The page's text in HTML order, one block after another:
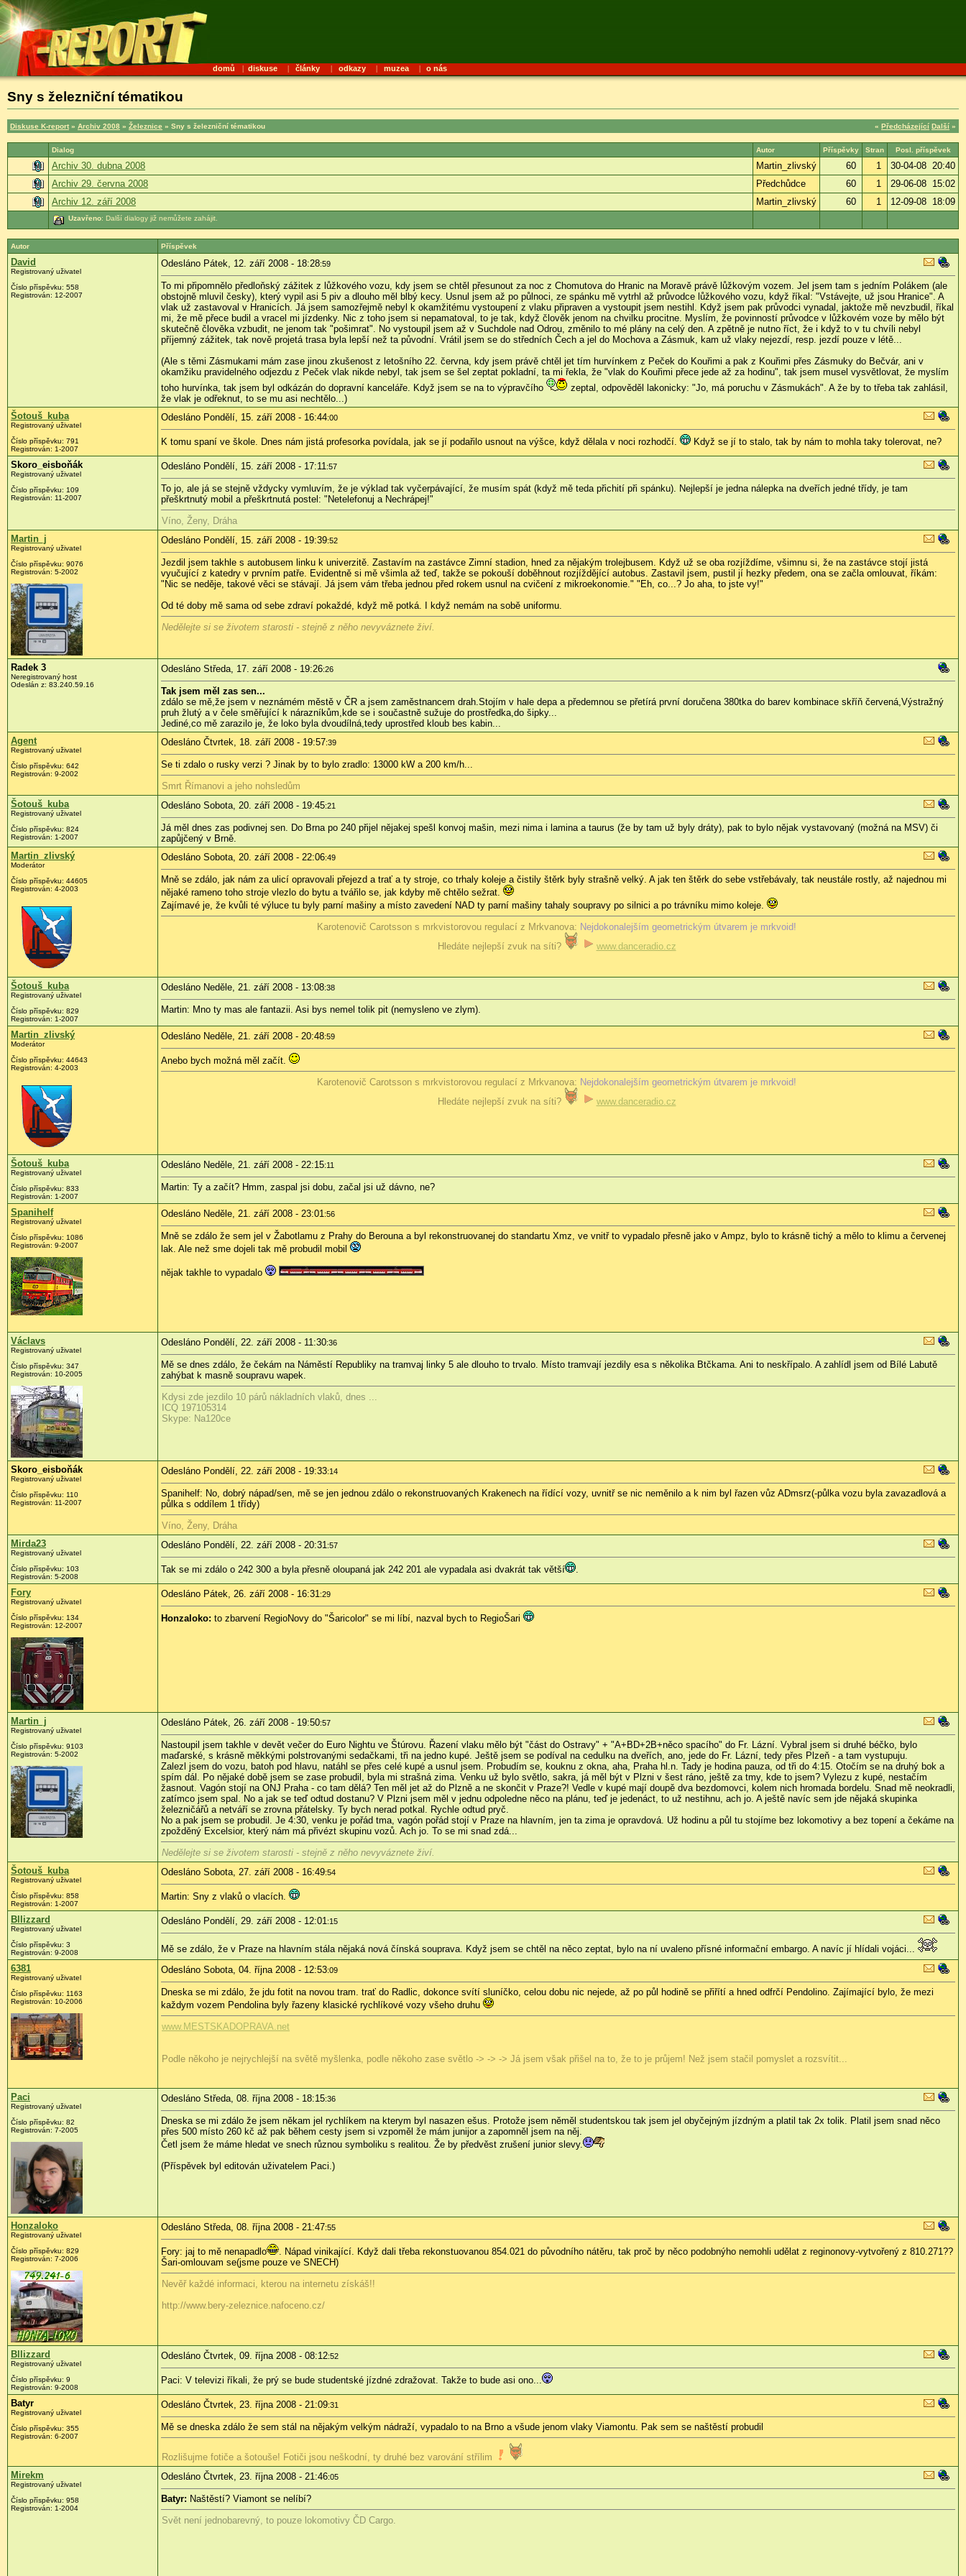
domů | diskuse | články | odkazy | muzea | o nás
Sny s železniční tématikou
Diskuse K-report » Archiv 2008 » Železnice » Sny s železniční tématikou « Předcházející Další »
Dialog Autor Příspěvky Stran Posl. příspěvek
Archiv 30. dubna 2008 Martin_zlivský 60 1
30-04-08 20:40
Archiv 29. června 2008
Předchůdce 60 1
29-06-08 15:02
Archiv 12. září 2008
Martin_zlivský 60 1 12-09-08 18:09
Uzavřeno: Další dialogy již nemůžete zahájit.
Autor Příspěvek
David
Registrovaný uživatel
Číslo příspěvku: 558
Registrován: 12-2007
Odesláno Pátek, 12. září 2008 - 18:28:59
To mi připomnělo předloňský zážitek z lůžkového vozu, kdy jsem se chtěl přesunout za noc z Chomutova do Hranic na Moravě právě lůžkovým vozem. Jel jsem tam s jedním Polákem (ale
obstojně mluvil česky), který vypil asi 5 piv a dlouho měl blbý kecy. Usnul jsem až po půlnoci, ze spánku mě vytrhl až průvodce lůžkového vozu, když říkal: "Vstávejte, už jsou Hranice". A
vlak už zastavoval v Hranicích. Já jsem samozřejmě nebyl k okamžitému vystoupení z vlaku připraven a vystoupit jsem nestihl. Když jsem pak průvodci vynadal, jaktože mě nevzbudil, říkal
mi, že mě přece budil a vracel mi jízdenky. Nic z toho jsem si nepamatoval, to je tak, když člověk jenom na chvilku procitne. Myslím, že povinností průvodce v lůžkovém voze by mělo být
skutečně člověka vzbudit, ne jenom tak "pošimrat". No vystoupil jsem až v Suchdole nad Odrou, změnilo to mé plány na celý den. A zpětně je nutno říct, že i když to v tu chvíli nebyl
příjemný zážitek, tak nově projetá trasa byla lepší než ta původní. Vrátil jsem se do středních Čech a jel do Mochova a Zásmuk, kam už vlaky nejezdí, resp. jezdí pouze v létě...
(Ale s těmi Zásmukami mám zase jinou zkušenost z letošního 22. června, kdy jsem právě chtěl jet tím hurvínkem z Peček do Kouřimi a pak z Kouřimi přes Zásmuky do Bečvár, ani v
okamžiku pravidelného odjezdu z Peček vlak nikde nebyl, tak jsem se šel zeptat pokladní, ta mi řekla, že "vlak do Kouřimi přece jede až za hodinu", tak jsem musel vysvětlovat, že myslím
toho hurvínka, tak jsem byl odkázán do dopravní kanceláře. Když jsem se na to výpravčího
zeptal, odpověděl lakonicky: "Jo, má poruchu v Zásmukách". A že by to třeba tak zahlásil,
že vlak je odřeknut, to se mu asi nechtělo...)
Šotouš_kuba
Registrovaný uživatel
Číslo příspěvku: 791
Registrován: 1-2007
Odesláno Pondělí, 15. září 2008 - 16:44:00
K tomu spaní ve škole. Dnes nám jistá profesorka povídala, jak se jí podařilo usnout na výšce, když dělala v noci rozhodčí. Když se jí to stalo, tak by nám to mohla taky tolerovat, ne?
Skoro_eisboňák
Registrovaný uživatel
Číslo příspěvku: 109
Registrován: 11-2007
Odesláno Pondělí, 15. září 2008 - 17:11:57
To jo, ale já se stejně vždycky vymluvím, že je výklad tak vyčerpávající, že musím spát (když mě teda přichití při spánku). Nejlepší je jedna nálepka na dveřích jedné třídy, je tam
přeškrtnutý mobil a přeškrtnutá postel: "Netelefonuj a Nechrápej!"
Víno, Ženy, Dráha
Martin_j
Registrovaný uživatel
Číslo příspěvku: 9076
Registrován: 5-2002
Odesláno Pondělí, 15. září 2008 - 19:39:52
Jezdil jsem takhle s autobusem linku k univerzitě. Zastavím na zastávce Zimní stadion, hned za nějakým trolejbusem. Když už se oba rozjíždíme, všimnu si, že na zastávce stojí jistá
vyučující z katedry v prvním patře. Evidentně si mě všimla až teď, takže se pokouší doběhnout rozjíždějící autobus. Zastavil jsem, pustil jí hezky předem, ona se začla omlouvat, říkám:
"Nic se neděje, takové věci se stávají. Já jsem vám třeba jednou před rokem usnul na cvičení z mikroekonomie." "Eh, co...? Jo aha, to jste vy!"
Od té doby mě sama od sebe zdraví pokaždé, když mě potká. I když nemám na sobě uniformu.
Nedělejte si se životem starosti - stejně z něho nevyváznete živí.
Radek 3
Neregistrovaný host
Odeslán z: 83.240.59.16
Odesláno Středa, 17. září 2008 - 19:26:26
Tak jsem měl zas sen...
zdálo se mě,že jsem v neznámém městě v ČR a jsem zaměstnancem drah.Stojím v hale depa a předemnou se přetírá první doručena 380tka do barev kombinace skříň červená,Výstražný
pruh žlutý a v čele směřující k nárazníkům,kde se i součastně sužuje do prostředka,do šipky...
Jediné,co mě zarazilo je, že loko byla dvoudílná,tedy uprostřed kloub bes kabin...
Agent
Registrovaný uživatel
Číslo příspěvku: 642
Registrován: 9-2002
Odesláno Čtvrtek, 18. září 2008 - 19:57:39
Se ti zdalo o rusky verzi ? Jinak by to bylo zradlo: 13000 kW a 200 km/h...
Smrt Římanovi a jeho nohsledům
Šotouš_kuba
Registrovaný uživatel
Číslo příspěvku: 824
Registrován: 1-2007
Odesláno Sobota, 20. září 2008 - 19:45:21
Já měl dnes zas podivnej sen. Do Brna po 240 přijel nějakej spešl konvoj mašin, mezi nima i lamina a taurus (že by tam už byly dráty), pak to bylo nějak vystavovaný (možná na MSV) či
zapůjčený v Brně.
Martin_zlivský
Moderátor
Číslo příspěvku: 44605
Registrován: 4-2003
Odesláno Sobota, 20. září 2008 - 22:06:49
Mně se zdálo, jak nám za ulicí opravovali přejezd a trať a ty stroje, co trhaly koleje a čistily štěrk byly strašně velký. A jak ten štěrk do sebe vstřebávaly, tak neustále rostly, až najednou mi
nějaké rameno toho stroje vlezlo do bytu a tvářilo se, jak kdyby mě chtělo sežrat.
Zajímavé je, že kvůli té výluce tu byly parní mašiny a místo zavedení NAD ty parní mašiny tahaly soupravy po silnici a po trávníku mimo koleje.
Karotenovič Carotsson s mrkvistorovou regulací z Mrkvanova: Nejdokonalejším geometrickým útvarem je mrkvoid!
Hledáte nejlepší zvuk na síti?
www.danceradio.cz
Šotouš_kuba
Registrovaný uživatel
Číslo příspěvku: 829
Registrován: 1-2007
Odesláno Neděle, 21. září 2008 - 13:08:38
Martin: Mno ty mas ale fantazii. Asi bys nemel tolik pit (nemysleno ve zlym).
Martin_zlivský
Moderátor
Číslo příspěvku: 44643
Registrován: 4-2003
Odesláno Neděle, 21. září 2008 - 20:48:59
Anebo bych možná měl začít.
Karotenovič Carotsson s mrkvistorovou regulací z Mrkvanova: Nejdokonalejším geometrickým útvarem je mrkvoid!
Hledáte nejlepší zvuk na síti?
www.danceradio.cz
Šotouš_kuba
Registrovaný uživatel
Číslo příspěvku: 833
Registrován: 1-2007
Odesláno Neděle, 21. září 2008 - 22:15:11
Martin: Ty a začít? Hmm, zaspal jsi dobu, začal jsi už dávno, ne?
Spanihelf
Registrovaný uživatel
Číslo příspěvku: 1086
Registrován: 9-2007
Odesláno Neděle, 21. září 2008 - 23:01:56
Mně se zdálo že sem jel v Žabotlamu z Prahy do Berouna a byl rekonstruovanej do standartu Xmz, ve vnitř to vypadalo přesně jako v Ampz, bylo to krásně tichý a mělo to klimu a červenej
lak. Ale než sme dojeli tak mě probudil mobil
nějak takhle to vypadalo
Václavs
Registrovaný uživatel
Číslo příspěvku: 347
Registrován: 10-2005
Odesláno Pondělí, 22. září 2008 - 11:30:36
Mě se dnes zdálo, že čekám na Náměstí Republiky na tramvaj linky 5 ale dlouho to trvalo. Místo tramvají jezdily esa s několika Btčkama. Ani to neskřípalo. A zahlídl jsem od Bílé Labutě
zahýbat k masně soupravu wapek.
Kdysi zde jezdilo 10 párů nákladních vlaků, dnes ...
ICQ 197105314
Skype: Na120ce
Skoro_eisboňák
Registrovaný uživatel
Číslo příspěvku: 110
Registrován: 11-2007
Odesláno Pondělí, 22. září 2008 - 19:33:14
Spanihelf: No, dobrý nápad/sen, mě se jen jednou zdálo o rekonstruovaných Krakenech na řídící vozy, uvnitř se nic neměnilo a k nim byl řazen vůz ADmsrz(-půlka vozu byla zavazadlová a
půlka s oddílem 1 třídy)
Víno, Ženy, Dráha
Mirda23
Registrovaný uživatel
Číslo příspěvku: 103
Registrován: 5-2008
Odesláno Pondělí, 22. září 2008 - 20:31:57
Tak se mi zdálo o 242 300 a byla přesně oloupaná jak 242 201 ale vypadala asi dvakrát tak větší .
Fory
Registrovaný uživatel
Číslo příspěvku: 134
Registrován: 12-2007
Odesláno Pátek, 26. září 2008 - 16:31:29
Honzaloko: to zbarvení RegioNovy do "Šaricolor" se mi líbí, nazval bych to RegioŠari
Martin_j
Registrovaný uživatel
Číslo příspěvku: 9103
Registrován: 5-2002
Odesláno Pátek, 26. září 2008 - 19:50:57
Nastoupil jsem takhle v devět večer do Euro Nightu ve Štúrovu. Řazení vlaku mělo být "část do Ostravy" + "A+BD+2B+něco spacího" do Fr. Lázní. Vybral jsem si druhé béčko, bylo
maďarské, s krásně měkkými polstrovanými sedačkami, tři na jedno kupé. Ještě jsem se podíval na cedulku na dveřích, ano, jede do Fr. Lázní, tedy přes Plzeň - a tam vystupuju.
Zalezl jsem do vozu, batoh pod hlavu, natáhl se přes celé kupé a usnul jsem. Probudím se, kouknu z okna, aha, Praha hl.n. Tady je hodina pauza, od tři do 4:15. Otočím se na druhý bok a
spím dál. Po nějaké době jsem se zase probudil, byla mi strašná zima. Venku už bylo světlo, sakra, já měl být v Plzni v šest ráno, ještě za tmy, kde to jsem? Vylezu z kupé, nestačím
žasnout. Vagón stojí na ONJ Praha - co tam dělá? Ten měl jet až do Plzně a ne skončit v Praze?! Vedle v kupé mají doupě dva bezdomovci, kolem nich hromada bordelu. Snad mě neokradli,
zatímco jsem spal. No a jak se teď odtud dostanu? V Plzni jsem měl v jednu odpoledne něco na plánu, teď je jedenáct, to už nestihnu, ach jo. A ještě navíc sem jde nějaká skupinka
železničářů a netváří se zrovna přátelsky. Ty bych nerad potkal. Rychle odtud pryč.
No a pak jsem se probudil. Je 4:30, venku je pořád tma, vagón pořád stojí v Praze na hlavním, jen ta zima je opravdová. Už hodinu a půl tu stojíme bez lokomotivy a bez topení a čekáme na
zpožděný Excelsior, který nám má přivézt skupinu vozů. Ach jo. To se mi snad zdá...
Nedělejte si se životem starosti - stejně z něho nevyváznete živí.
Šotouš_kuba
Registrovaný uživatel
Číslo příspěvku: 858
Registrován: 1-2007
Odesláno Sobota, 27. září 2008 - 16:49:54
Martin: Sny z vlaků o vlacích.
Bllizzard
Registrovaný uživatel
Číslo příspěvku: 3
Registrován: 9-2008
Odesláno Pondělí, 29. září 2008 - 12:01:15
Mě se zdálo, že v Praze na hlavním stála nějaká nová čínská souprava. Když jsem se chtěl na něco zeptat, bylo na ní uvaleno přísné informační embargo. A navíc jí hlídali vojáci...
6381
Registrovaný uživatel
Číslo příspěvku: 1163
Registrován: 10-2006
Odesláno Sobota, 04. října 2008 - 12:53:09
Dneska se mi zdálo, že jdu fotit na novou tram. trať do Radlic, dokonce svítí sluníčko, celou dobu nic nejede, až po půl hodině se přiřítí a hned odfrčí Pendolino. Zajímající bylo, že mezi
každym vozem Pendolina byly řazeny klasické rychlíkové vozy všeho druhu
www.MESTSKADOPRAVA.net
Podle někoho je nejrychlejší na světě myšlenka, podle někoho zase světlo -> -> -> Já jsem však přišel na to, že to je průjem! Než jsem stačil pomyslet a rozsvítit...
Paci
Registrovaný uživatel
Číslo příspěvku: 82
Registrován: 7-2005
Odesláno Středa, 08. října 2008 - 18:15:36
Dneska se mi zdálo že jsem někam jel rychlíkem na kterym byl nasazen ešus. Protože jsem něměl studentskou tak jsem jel obyčejným jízdným a platil tak 2x tolik. Platil jsem snad něco
přes 500 místo 260 kč až pak během cesty jsem si vzpoměl že mám junijor a zapomněl jsem na něj.
Četl jsem že máme hledat ve snech různou symboliku s realitou. Že by předvěst zrušení junior slevy.
(Příspěvek byl editován uživatelem Paci.)
Honzaloko
Registrovaný uživatel
Číslo příspěvku: 829
Registrován: 7-2006
Odesláno Středa, 08. října 2008 - 21:47:55
Fory: jaj to mě nenapadlo
. Nápad vinikající. Když dali třeba rekonstuovanou 854.021 do původního nátěru, tak proč by něco podobnýho nemohli udělat z reginonovy-vytvořený z 810.271??
Šari-omlouvam se(jsme pouze ve SNECH)
Nevěř každé informaci, kterou na internetu získáš!!
http://www.bery-zeleznice.nafoceno.cz/
Bllizzard
Registrovaný uživatel
Číslo příspěvku: 9
Registrován: 9-2008
Odesláno Čtvrtek, 09. října 2008 - 08:12:52
Paci: V televizi říkali, že prý se bude studentské jízdné zdražovat. Takže to bude asi ono...
Batyr
Registrovaný uživatel
Číslo příspěvku: 355
Registrován: 6-2007
Odesláno Čtvrtek, 23. října 2008 - 21:09:31
Mě se dneska zdálo že sem stál na nějakým velkým nádraží, vypadalo to na Brno a všude jenom vlaky Viamontu. Pak sem se naštěstí probudil
Rozlišujme fotiče a šotouše! Fotiči jsou neškodní, ty druhé bez varování střílim
Mirekm
Registrovaný uživatel
Číslo příspěvku: 958
Registrován: 1-2004
Odesláno Čtvrtek, 23. října 2008 - 21:46:05
Batyr: Naštěstí? Viamont se nelíbí?
Svět není jednobarevný, to pouze lokomotivy ČD Cargo.